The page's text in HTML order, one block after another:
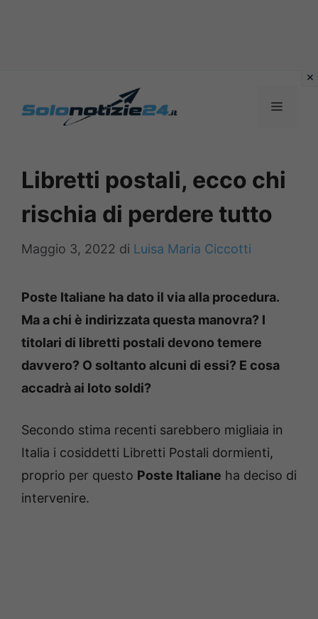
MENU
Libretti postali, ecco chi
rischia di perdere tutto
Maggio 3, 2022 di Luisa Maria Ciccotti
Poste Italiane ha dato il via alla procedura.
Ma a chi è indirizzata questa manovra? I
titolari di libretti postali devono temere
davvero? O soltanto alcuni di essi? E cosa
accadrà ai loto soldi?
Secondo stima recenti sarebbero migliaia in
Italia i cosiddetti Libretti Postali dormienti,
proprio per questo Poste Italiane ha deciso di
intervenire.